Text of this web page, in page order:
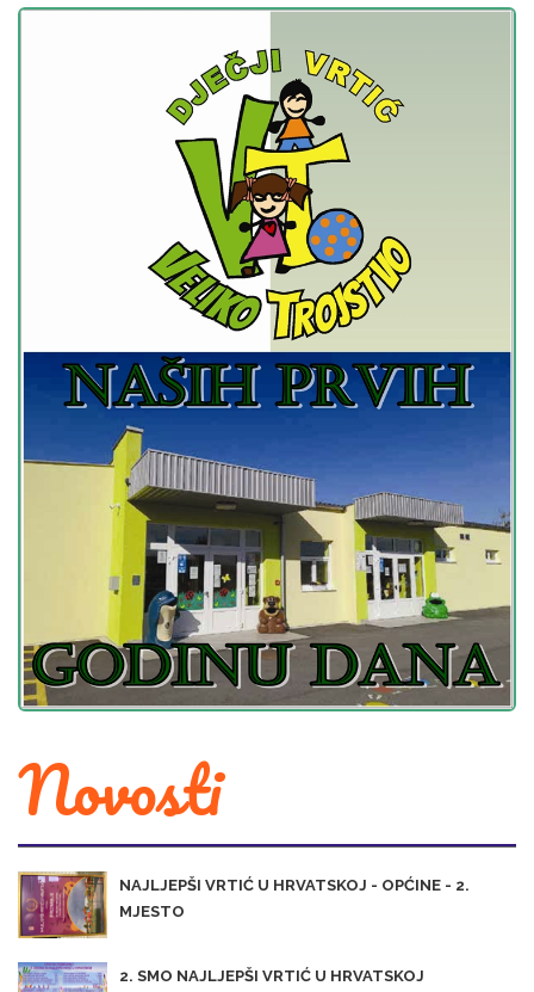
Novosti
NAJLJEPŠI VRTIĆ U HRVATSKOJ - OPĆINE - 2.
MJESTO
2. SMO NAJLJEPŠI VRTIĆ U HRVATSKOJ